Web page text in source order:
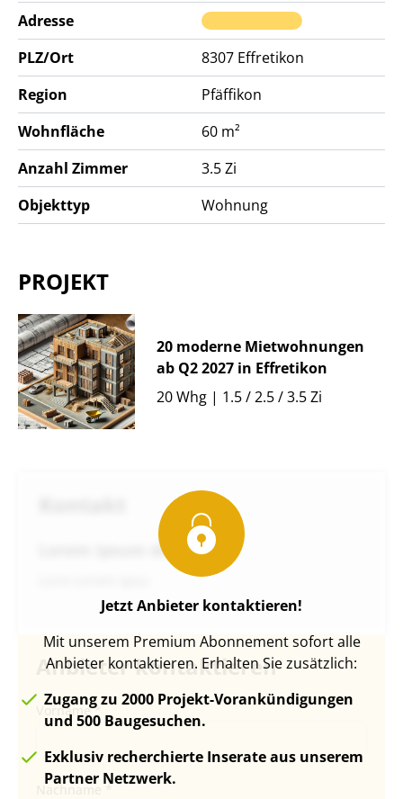
Adresse
PLZ/Ort
8307 Effretikon
Region
Pfäffikon
Wohnfläche
60 m²
Anzahl Zimmer
3.5 Zi
Objekttyp
Wohnung
PROJEKT
20 moderne Mietwohnungen
ab Q2 2027 in Effretikon
20 Whg | 1.5 / 2.5 / 3.5 Zi
Lorem ipsum dolor
Jetzt Anbieter kontaktieren!
Mit unserem Premium Abonnement sofort alle
Anbieter kontaktieren. Erhalten Sie zusätzlich:
Zugang zu 2000 Projekt-Vorankündigungen
und 500 Baugesuchen.
Exklusiv recherchierte Inserate aus unserem
Partner Netzwerk.
Anbieter kontaktieren
Vorname *
Nachname *